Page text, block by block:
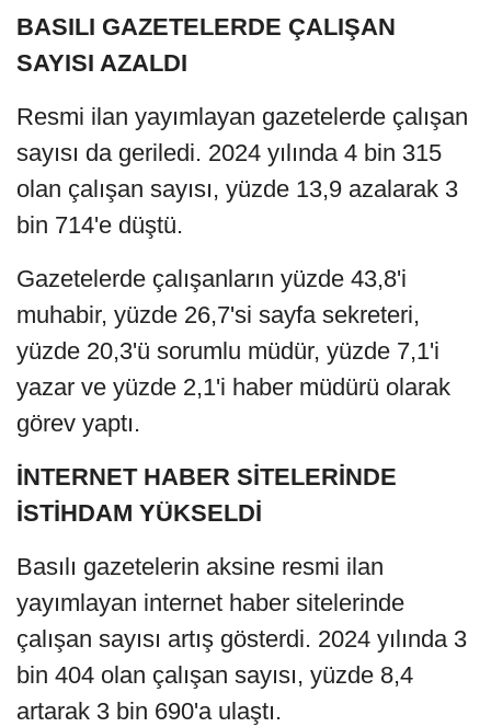
BASILI GAZETELERDE ÇALIŞAN
SAYISI AZALDI
Resmi ilan yayımlayan gazetelerde çalışan
sayısı da geriledi. 2024 yılında 4 bin 315
olan çalışan sayısı, yüzde 13,9 azalarak 3
bin 714'e düştü.
Gazetelerde çalışanların yüzde 43,8'i
muhabir, yüzde 26,7'si sayfa sekreteri,
yüzde 20,3'ü sorumlu müdür, yüzde 7,1'i
yazar ve yüzde 2,1'i haber müdürü olarak
görev yaptı.
İNTERNET HABER SİTELERİNDE
İSTİHDAM YÜKSELDİ
Basılı gazetelerin aksine resmi ilan
yayımlayan internet haber sitelerinde
çalışan sayısı artış gösterdi. 2024 yılında 3
bin 404 olan çalışan sayısı, yüzde 8,4
artarak 3 bin 690'a ulaştı.